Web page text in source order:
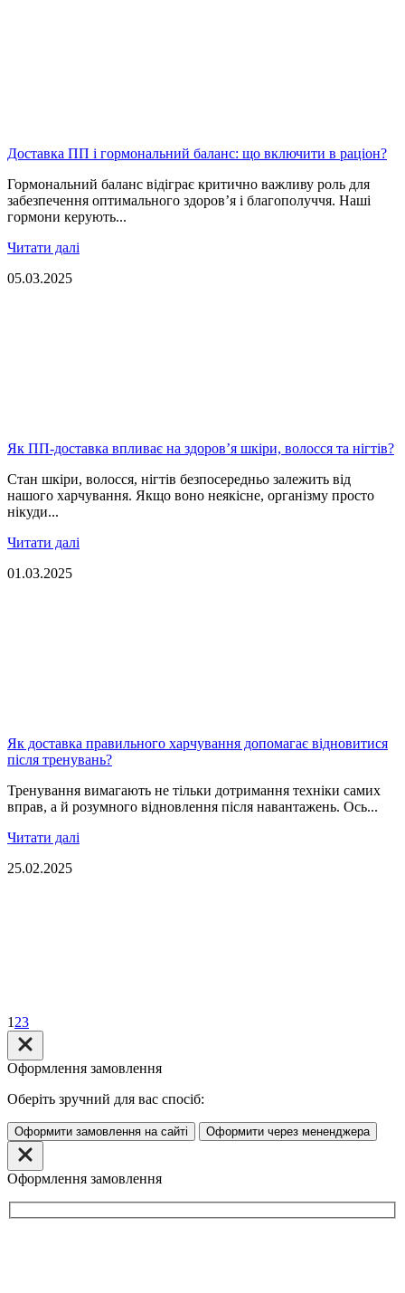
Доставка ПП і гормональний баланс: що включити в раціон?
Гормональний баланс відіграє критично важливу роль для
забезпечення оптимального здоров’я і благополуччя. Наші
гормони керують...
Читати далі
05.03.2025
Як ПП-доставка впливає на здоров’я шкіри, волосся та нігтів?
Стан шкіри, волосся, нігтів безпосередньо залежить від
нашого харчування. Якщо воно неякісне, організму просто
нікуди...
Читати далі
01.03.2025
Як доставка правильного харчування допомагає відновитися
після тренувань?
Тренування вимагають не тільки дотримання техніки самих
вправ, а й розумного відновлення після навантажень. Ось...
Читати далі
25.02.2025
1 23
Оформлення замовлення
Оберіть зручний для вас спосіб:
Оформити замовлення на сайті Оформити через мененджера
Оформлення замовлення